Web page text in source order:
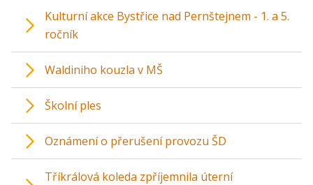
Kulturní akce Bystřice nad Pernštejnem - 1. a 5.
ročník
Waldiniho kouzla v MŠ
Školní ples
Oznámení o přerušení provozu ŠD
Tříkrálová koleda zpříjemnila úterní